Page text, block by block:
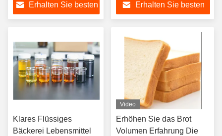
Weißpulver/Flüssigkeit
Erhalten Sie besten
Nudelprodukte mit
Bäckerenzymen
Erhalten Sie besten
Klares Flüssiges
Bäckerei Lebensmittel
Video
Erhöhen Sie das Brot
Volumen Erfahrung Die